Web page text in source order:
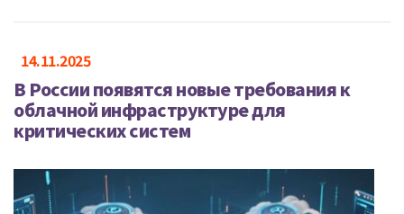
14.11.2025
В России появятся новые требования к
облачной инфраструктуре для
критических систем